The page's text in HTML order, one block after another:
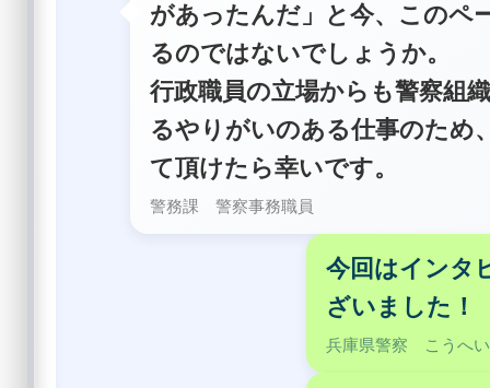
があったんだ」と今、このペ
るのではないでしょうか。
行政職員の立場からも警察組
るやりがいのある仕事のため
て頂けたら幸いです。
警務課 警察事務職員
今回はインタ
ざいました！
兵庫県警察 こうへ